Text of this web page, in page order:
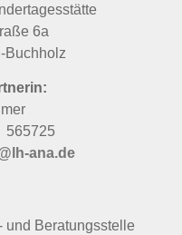
6a
Buchholz
565725
ana.de
und Beratungsstelle